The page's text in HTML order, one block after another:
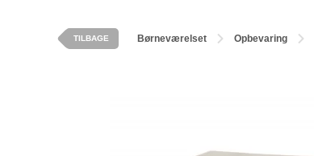
TILBAGE Børneværelset Opbevaring